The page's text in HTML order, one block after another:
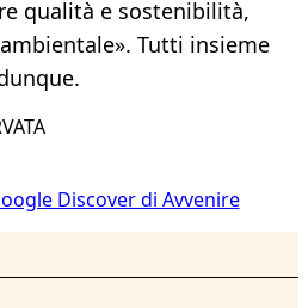
qualità e sostenibilità,
Tutti insieme
Discover di Avvenire